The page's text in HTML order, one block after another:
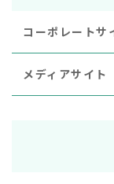
コーポレートサ
メディアサイト